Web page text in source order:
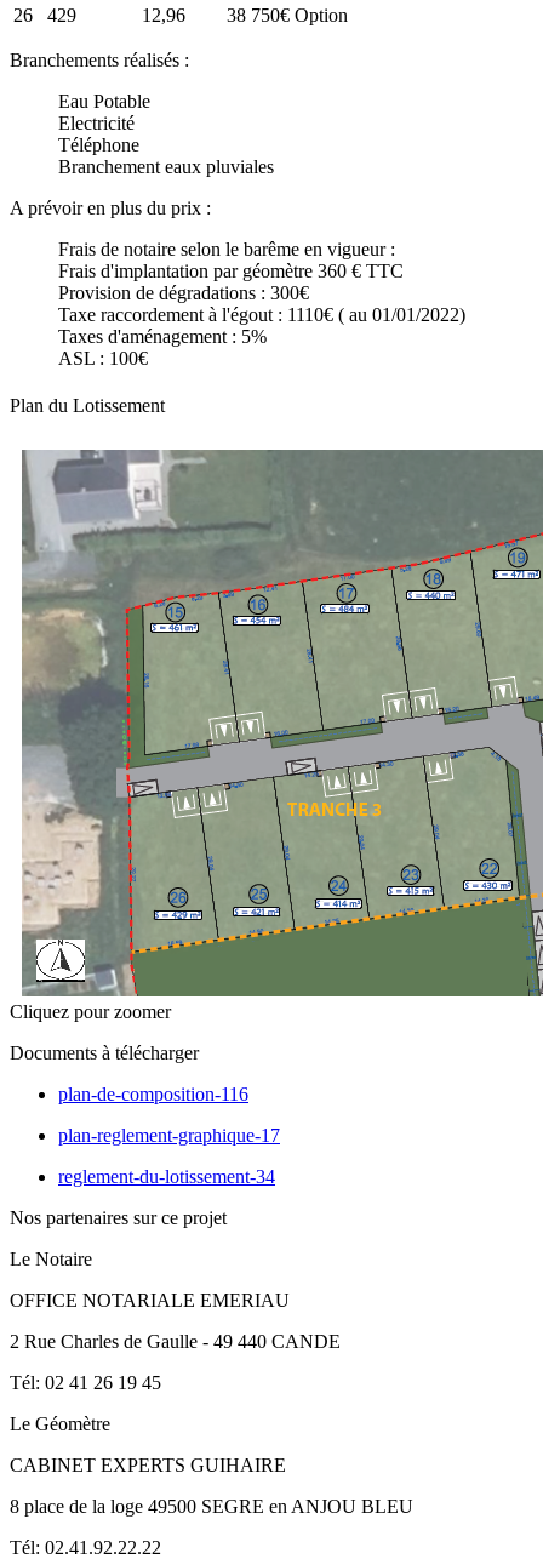
26
429 12,96 38 750€ Option
Branchements réalisés :
Eau Potable
Electricité
Téléphone
Branchement eaux pluviales
A prévoir en plus du prix :
Frais de notaire selon le barême en vigueur :
Frais d'implantation par géomètre 360 € TTC
Provision de dégradations : 300€
Taxe raccordement à l'égout : 1110€ ( au 01/01/2022)
Taxes d'aménagement : 5%
ASL : 100€
Plan du Lotissement
Cliquez pour zoomer
Documents à télécharger
plan-de-composition-116
plan-reglement-graphique-17
reglement-du-lotissement-34
Nos partenaires sur ce projet
Le Notaire
OFFICE NOTARIALE EMERIAU
2 Rue Charles de Gaulle - 49 440 CANDE
Tél: 02 41 26 19 45
Le Géomètre
CABINET EXPERTS GUIHAIRE
8 place de la loge 49500 SEGRE en ANJOU BLEU
Tél: 02.41.92.22.22